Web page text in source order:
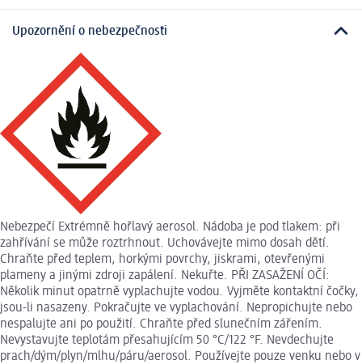
Upozornění o nebezpečnosti
Nebezpečí Extrémně hořlavý aerosol. Nádoba je pod tlakem: při
zahřívání se může roztrhnout. Uchovávejte mimo dosah dětí.
Chraňte před teplem, horkými povrchy, jiskrami, otevřenými
plameny a jinými zdroji zapálení. Nekuřte. PŘI ZASAŽENÍ OČÍ:
Několik minut opatrně vyplachujte vodou. Vyjměte kontaktní čočky,
jsou-li nasazeny. Pokračujte ve vyplachování. Nepropichujte nebo
nespalujte ani po použití. Chraňte před slunečním zářením.
Nevystavujte teplotám přesahujícím 50 °C/122 °F. Nevdechujte
prach/dým/plyn/mlhu/páru/aerosol. Používejte pouze venku nebo v